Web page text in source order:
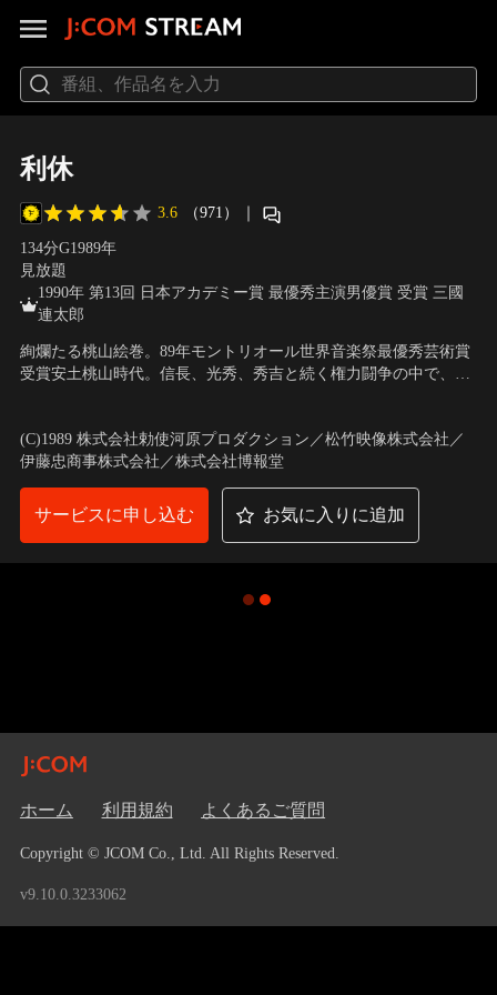
利休
3.6 （971） ｜
134分G1989年
見放題
1990年 第13回 日本アカデミー賞 最優秀主演男優賞 受賞 三國
連太郎
絢爛たる桃山絵巻。89年モントリオール世界音楽祭最優秀芸術賞
受賞安土桃山時代。信長、光秀、秀吉と続く権力闘争の中で、ひ
粗野で、利休に羨望と嫉妬の目を向ける秀吉という対照的な男の
確執をドラマチックに描く。
(C)1989 株式会社勅使河原プロダクション／松竹映像株式会社／
伊藤忠商事株式会社／株式会社博報堂
サービスに申し込む お気に入りに追加
ホーム 利用規約 よくあるご質問
Copyright © JCOM Co., Ltd. All Rights Reserved.
v9.10.0.3233062